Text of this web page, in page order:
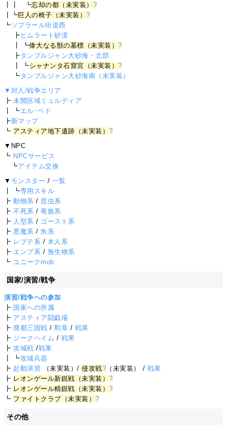
┃┃ ┗忘却の都（未実装） ?
┃┗巨人の椅子（未実装）?
┗ ソプラール街道西
┣ ヒムラート砂漠
┃ ┗偉大なる獣の墓標（未実装）?
┣ タンブルジャン大砂海・北部
┃ ┗シャナンタ石窟宮（未実装）?
┗ タンブルジャン大砂海南（未実装）
▼対人/戦争エリア
┣未開区域ミュルディア
┃ ┗エル･ベド
┣新マップ
┗ アスティア地下遺跡（未実装）?
▼NPC
┗ NPCサービス
┗アイテム交換
▼ モンスター / 一覧
┃ ┗専用スキル
┣動物系 / 昆虫系
┣不死系 /竜族系
┣ 人型系 / ゴースト系
┣ 悪魔系 /魚系
┣ レプテ系 / 木人系
┣ エンブ系 / 無生物系
┗ ユニークmob
国家/演習/戦争
演習/戦争への参加
┣ 国家への所属
┣ アスティア闘戯場
┣ 廃都三国戦 /勲章 / 戦果
┣ ジークヘイム / 戦果
┣攻城戦 /戦果
┃ ┗攻城兵器
┣ 起動演習 （未実装）/侵攻戦? （未実装） / 戦果
┣ レオンゲール新鋭戦（未実装）?
┣ レオンゲール精鋭戦（未実装）?
┗ ファイトクラブ（未実装）?
その他